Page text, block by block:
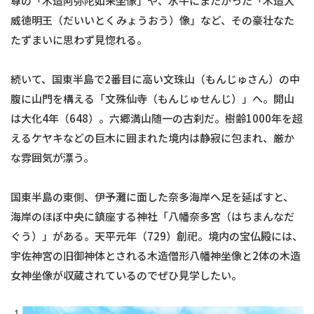
威徳明王（だいいとくみょうおう）像」など、その豪壮なた
たずまいに思わず見惚れる。
続いて、国東半島で2番目に高い文珠山（もんじゅさん）の中
腹に山門を構える「文殊仙寺（もんじゅせんじ）」へ。開山
は大化4年（648）。六郷満山随一の古刹だ。樹齢1000年を超
えるケヤキなどの巨木に囲まれた境内は静寂に包まれ、厳か
な雰囲気が漂う。
国東半島の東側、伊予灘に面した奈多海岸へ足を延ばすと、
海岸のほぼ中央に鎮座する神社「八幡奈多宮（はちまんなだ
ぐう）」がある。天平元年（729）創祀。境内の宝仏殿には、
宇佐神宮の旧御神体とされる木造僧形八幡神坐像と2体の木造
女神坐像が収蔵されているのでぜひ見学したい。